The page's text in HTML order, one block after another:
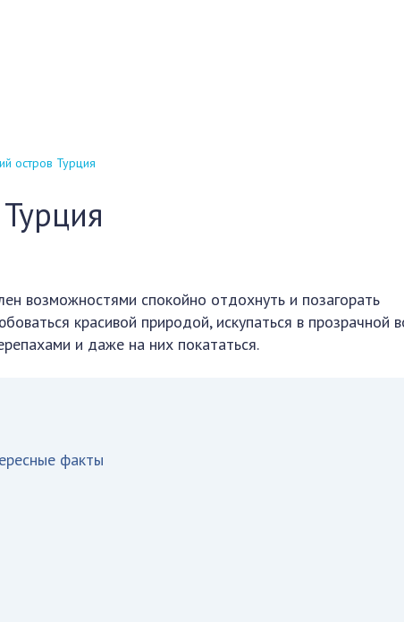
остров Турция
возможностями спокойно отдохнуть и позагорать
красивой природой, искупаться в прозрачной
и даже на них покататься.
факты